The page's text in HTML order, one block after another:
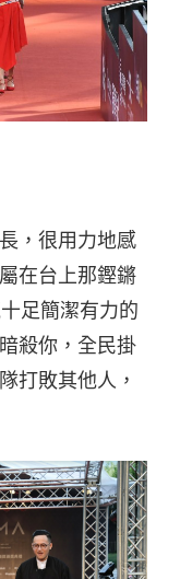
，很用力地感
在台上那鏗鏘
足簡潔有力的
殺你，全民掛
打敗其他人，